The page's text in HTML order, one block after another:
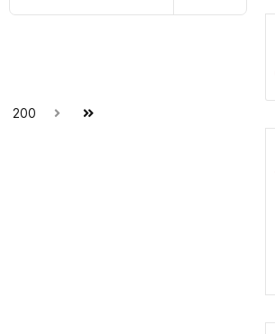
200